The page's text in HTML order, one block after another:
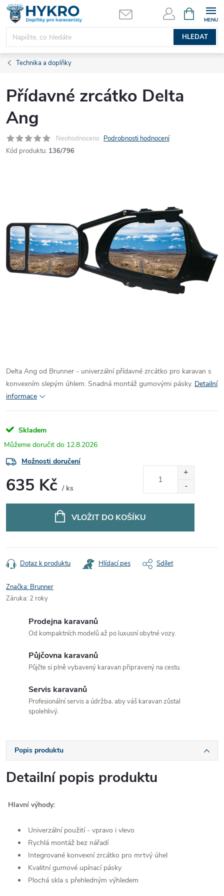
Přejít
obsah
HLEDAT
NÁKUPNÍ
KOŠÍK
Technika a doplňky
Přídavné zrcátko Delta
Ang
Neohodnoceno Podrobnosti hodnocení
Kód produktu: 136/796
Delta Ang od Brunner - univerzální přídavné zrcátko pro karavan s
konvexním slepým úhlem. Snadná montáž gumovými pásky. Detailní
informace
Skladem
12.8.2026
Možnosti doručení
635 Kč / ks
VLOŽIT DO KOŠÍKU
Dotaz k produktu Hlídací pes Sdílet
Značka: Brunner
Záruka: 2 roky
Prodejna karavanů
Od kompaktních modelů až po luxusní obytné vozy.
Půjčovna karavanů
Půjčte si plně vybavený karavan připravený na cestu.
Servis karavanů
Profesionální servis a údržba, aby váš karavan zůstal
spolehlivý.
Popis produktu
Detailní popis produktu
Hlavní výhody:
Univerzální použití - vpravo i vlevo
Rychlá montáž bez nářadí
Integrované konvexní zrcátko pro mrtvý úhel
Kvalitní gumové upínací pásky
Plochá skla s přehledným výhledem